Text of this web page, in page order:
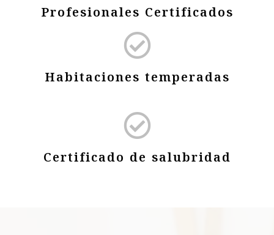
Profesionales Certificados
Habitaciones temperadas
Certificado de salubridad